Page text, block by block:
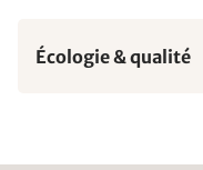
Écologie & qualité